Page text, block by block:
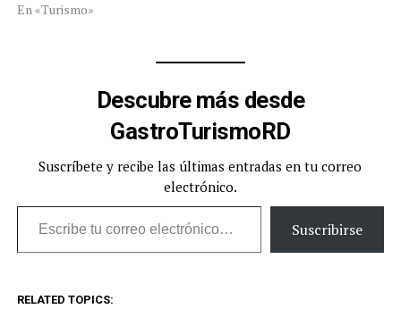
En «Turismo»
Descubre más desde
GastroTurismoRD
Suscríbete y recibe las últimas entradas en tu correo
electrónico.
Escribe tu correo electrónico…
Suscribirse
RELATED TOPICS: